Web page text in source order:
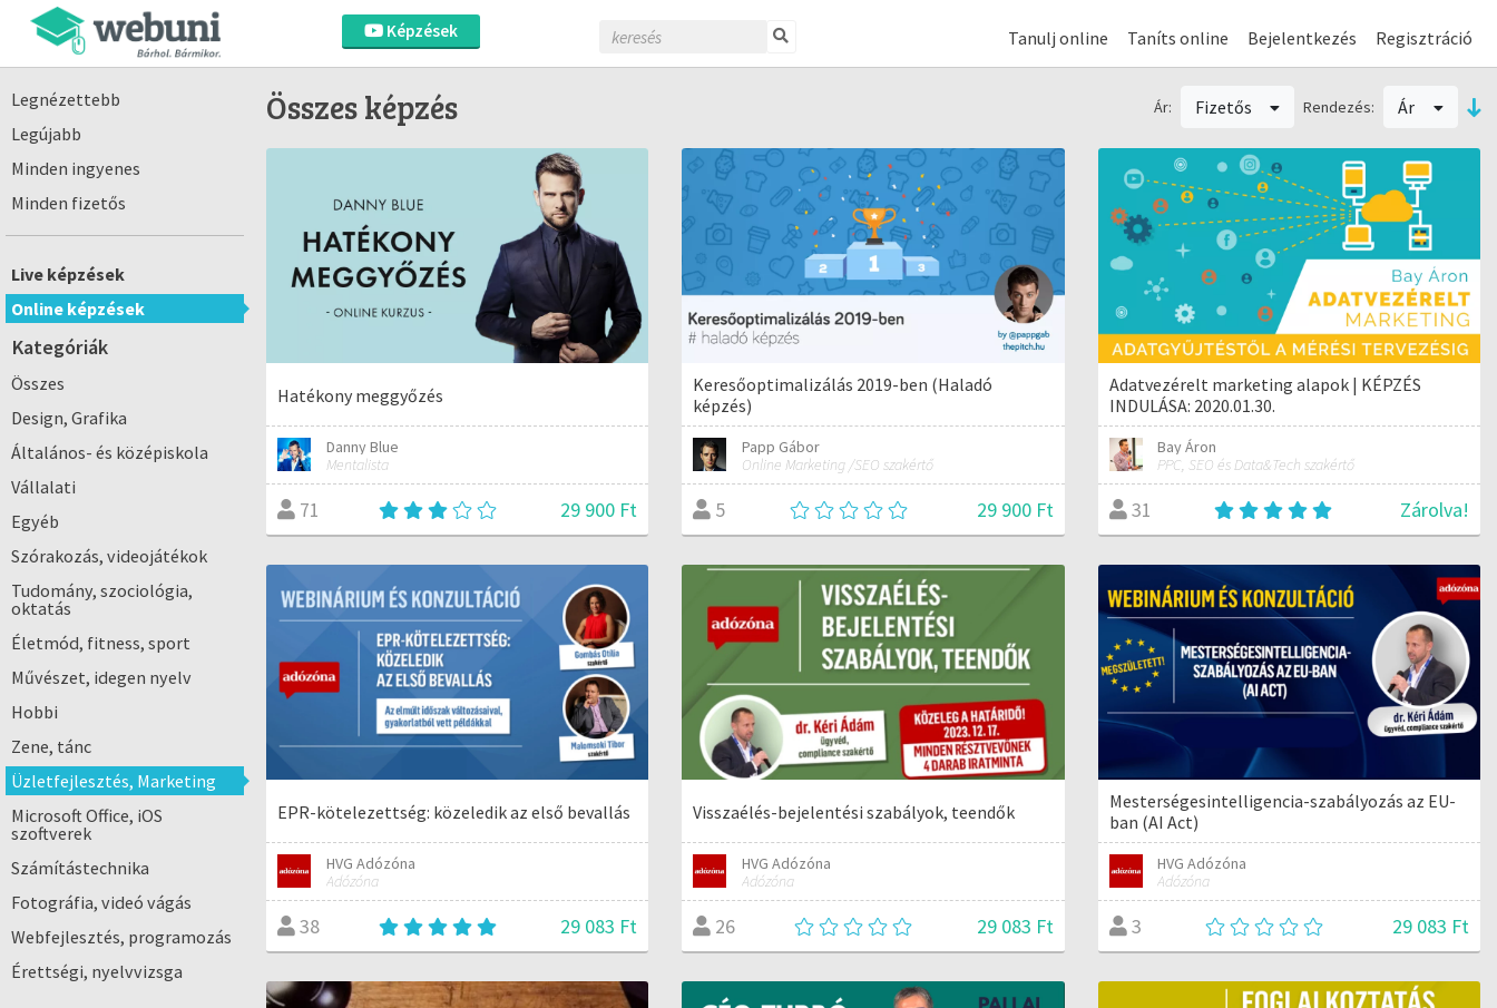
Képzések Tanulj online Taníts online Bejelentkezés Regisztráció
Legnézettebb
Legújabb
Minden ingyenes
Minden fizetős
Live képzések
Online képzések
Kategóriák
Összes
Design, Grafika
Általános- és középiskola
Vállalati
Egyéb
Szórakozás, videojátékok
Tudomány, szociológia,
oktatás
Életmód, fitness, sport
Művészet, idegen nyelv
Hobbi
Zene, tánc
Üzletfejlesztés, Marketing
Microsoft Office, iOS
szoftverek
Számítástechnika
Fotográfia, videó vágás
Webfejlesztés, programozás
Érettségi, nyelvvizsga
Összes képzés Ár: Fizetős Rendezés: Ár
Hatékony meggyőzés
Danny Blue
Mentalista
71 29 900 Ft
Keresőoptimalizálás 2019-ben (Haladó
képzés)
Papp Gábor
Online Marketing /SEO szakértő
5 29 900 Ft
Adatvezérelt marketing alapok | KÉPZÉS
INDULÁSA: 2020.01.30.
Bay Áron
PPC, SEO és Data&Tech szakértő
31 Zárolva!
EPR-kötelezettség: közeledik az első bevallás
HVG Adózóna
Adózóna
38 29 083 Ft
Visszaélés-bejelentési szabályok, teendők
HVG Adózóna
Adózóna
26 29 083 Ft
Mesterségesintelligencia-szabályozás az EU-
ban (AI Act)
HVG Adózóna
Adózóna
3 29 083 Ft